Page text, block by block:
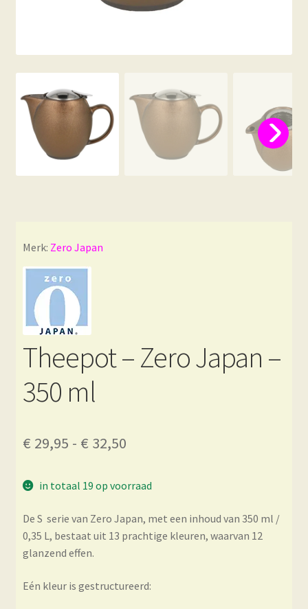
Merk: Zero Japan
Theepot – Zero Japan –
350 ml
€ 29,95 - € 32,50Prijsklasse:
tot
€ 32,50
in totaal 19 op voorraad
De S serie van Zero Japan, met een inhoud van 350 ml /
0,35 L, bestaat uit 13 prachtige kleuren, waarvan 12
glanzend effen.
Eén kleur is gestructureerd: